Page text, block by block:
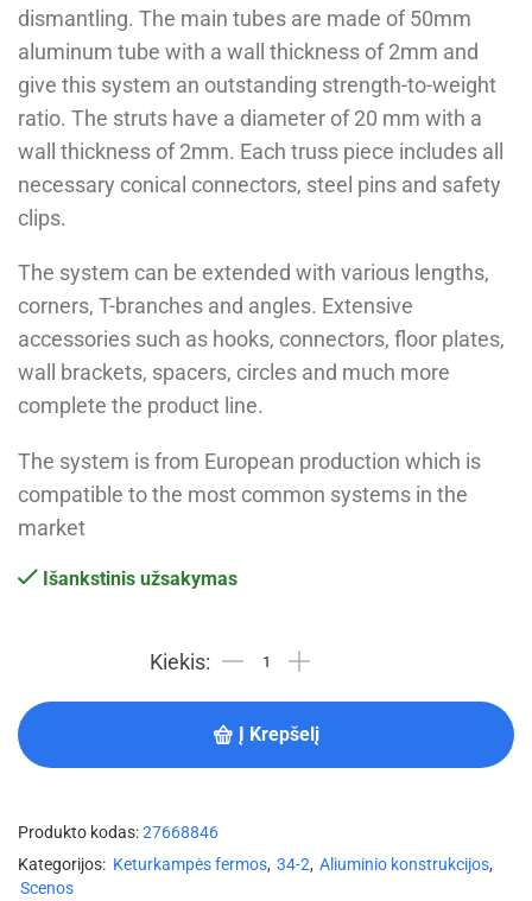
dismantling. The main tubes are made of 50mm
aluminum tube with a wall thickness of 2mm and
give this system an outstanding strength-to-weight
ratio. The struts have a diameter of 20 mm with a
wall thickness of 2mm. Each truss piece includes all
necessary conical connectors, steel pins and safety
clips.
The system can be extended with various lengths,
corners, T-branches and angles. Extensive
accessories such as hooks, connectors, floor plates,
wall brackets, spacers, circles and much more
complete the product line.
The system is from European production which is
compatible to the most common systems in the
market
Išankstinis užsakymas
Į Krepšelį
Produkto kodas:27668846
Kategorijos: Keturkampės fermos, 34-2, Aliuminio konstrukcijos,
Scenos